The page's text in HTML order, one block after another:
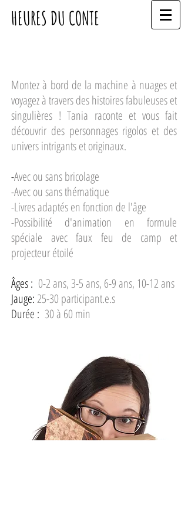
HEURES DU CONTE
Montez à bord de la machine à nuages et
voyagez à travers des histoires fabuleuses et
singulières ! Tania raconte et vous fait
découvrir des personnages rigolos et des
univers intrigants et originaux.
-Avec ou sans bricolage
-Avec ou sans thématique
-Livres adaptés en fonction de l'âge
-Possibilité d'animation en formule
spéciale avec faux feu de camp et
projecteur étoilé
Âges : 0-2 ans, 3-5 ans, 6-9 ans, 10-12 ans
Jauge:25-30 participant.e.s
Durée : 30 à 60 min